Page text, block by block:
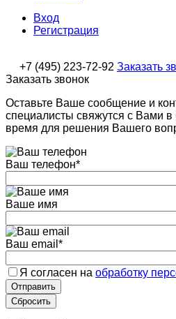
Вход
Регистрация
+7 (495) 223-72-92 Заказать
Заказать звонок
Оставьте Ваше сообщение и
специалисты свяжутся с Вами
время для решения Вашего
Ваш телефон*
Ваше имя
Ваш email *
Я согласен на обработку